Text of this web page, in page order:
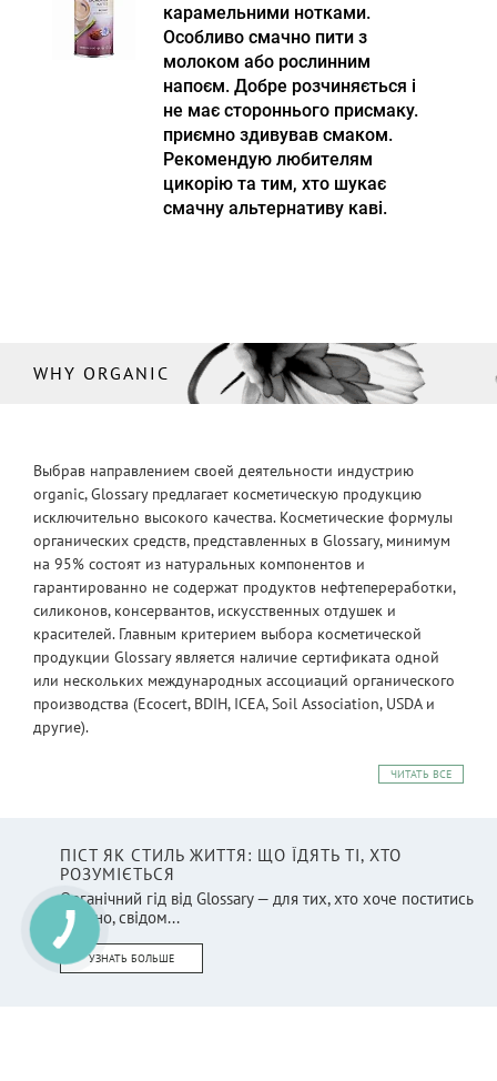
карамельними нотками.
Особливо смачно пити з
молоком або рослинним
напоєм. Добре розчиняється і
не має стороннього присмаку.
приємно здивував смаком.
Рекомендую любителям
цикорію та тим, хто шукає
смачну альтернативу каві.
WHY ORGANIC
Выбрав направлением своей деятельности индустрию
organic, Glossary предлагает косметическую продукцию
исключительно высокого качества. Косметические формулы
органических средств, представленных в Glossary, минимум
на 95% состоят из натуральных компонентов и
гарантированно не содержат продуктов нефтепереработки,
силиконов, консервантов, искусственных отдушек и
красителей. Главным критерием выбора косметической
продукции Glossary является наличие сертификата одной
или нескольких международных ассоциаций органического
производства (Ecocert, BDIH, ICEA, Soil Association, USDA и
другие).
ЧИТАТЬ ВСЕ
ПІСТ ЯК СТИЛЬ ЖИТТЯ: ЩО ЇДЯТЬ ТІ, ХТО
РОЗУМІЄТЬСЯ
Органічний гід від Glossary — для тих, хто хоче поститись
смачно, свідом...
УЗНАТЬ БОЛЬШЕ